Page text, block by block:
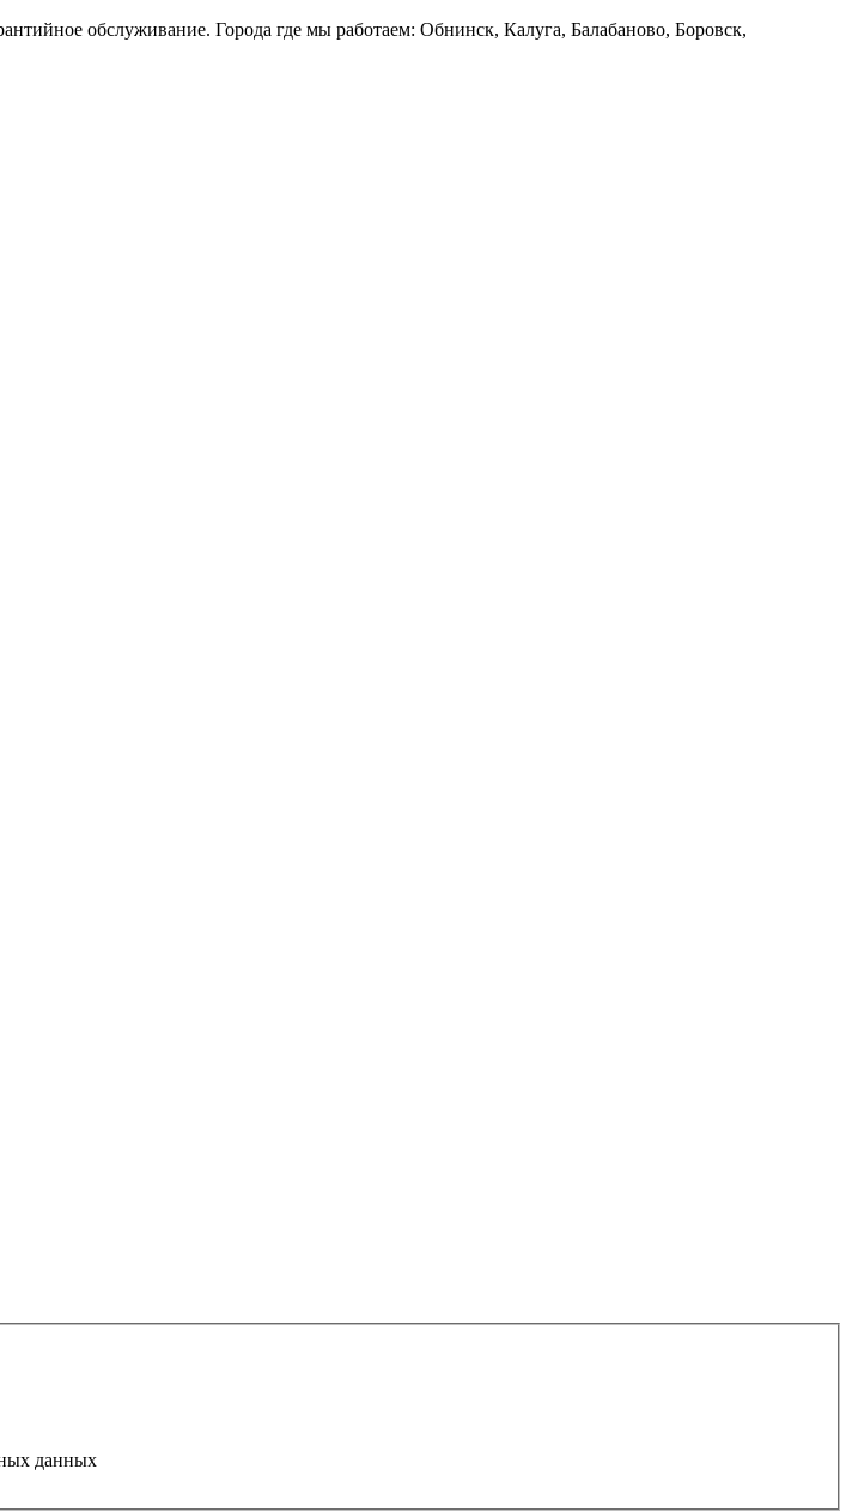
обслуживание. Города где мы работаем: Обнинск, Калуга, Балабаново, Боровск,
данных